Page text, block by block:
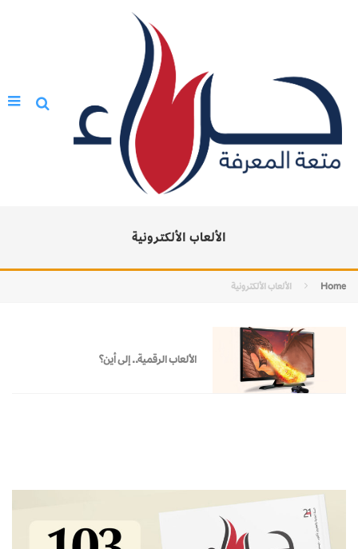
الألعاب الألكترونية
Home الألعاب الألكترونية
الألعاب الرقمية.. إلى أين؟